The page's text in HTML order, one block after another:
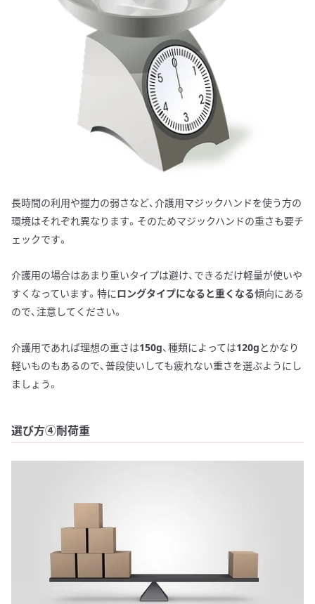
長時間の利用や握力の弱さなど、介護用マジックハンドを使う方の
環境はそれぞれ異なります。そのためマジックハンドの重さも要チ
ェックです。
介護用の場合はあまり重いタイプは避け、できるだけ軽量が使いや
すくなっています。特にロングタイプになると重くなる傾向にある
ので、注意してください。
介護用であれば理想の重さは150g、種類によっては120g とかなり
軽いものもあるので、普段使いしても疲れない重さを選ぶようにし
ましょう。
選び方④耐荷重